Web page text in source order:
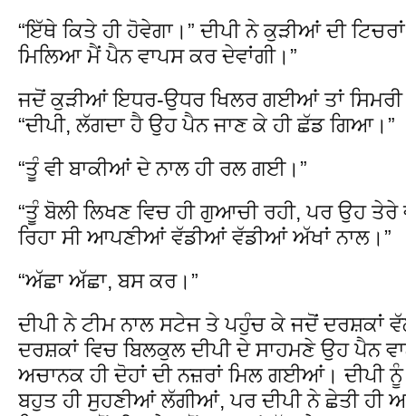
“ਇੱਥੇ ਕਿਤੇ ਹੀ ਹੋਵੇਗਾ।” ਦੀਪੀ ਨੇ ਕੁੜੀਆਂ ਦੀ
ਮਿਲਿਆ ਮੈਂ ਪੈਨ ਵਾਪਸ ਕਰ ਦੇਵਾਂਗੀ।”
ਜਦੋਂ ਕੁੜੀਆਂ ਇਧਰ-ਉਧਰ ਖਿਲਰ ਗਈਆਂ ਤਾਂ ਸਿਮਰੀ
“ਦੀਪੀ, ਲੱਗਦਾ ਹੈ ਉਹ ਪੈਨ ਜਾਣ ਕੇ ਹੀ ਛੱਡ ਗਿਆ।”
“ਤੂੰ ਵੀ ਬਾਕੀਆਂ ਦੇ ਨਾਲ ਹੀ ਰਲ ਗਈ।”
“ਤੂੰ ਬੋਲੀ ਲਿਖਣ ਵਿਚ ਹੀ ਗੁਆਚੀ ਰਹੀ, ਪਰ ਉਹ
ਰਿਹਾ ਸੀ ਆਪਣੀਆਂ ਵੱਡੀਆਂ ਵੱਡੀਆਂ ਅੱਖਾਂ ਨਾਲ।”
“ਅੱਛਾ ਅੱਛਾ, ਬਸ ਕਰ।”
ਦੀਪੀ ਨੇ ਟੀਮ ਨਾਲ ਸਟੇਜ ਤੇ ਪਹੁੰਚ ਕੇ ਜਦੋਂ ਦਰਸ਼ਕਾਂ
ਦਰਸ਼ਕਾਂ ਵਿਚ ਬਿਲਕੁਲ ਦੀਪੀ ਦੇ ਸਾਹਮਣੇ ਉਹ ਪੈਨ
ਅਚਾਨਕ ਹੀ ਦੋਹਾਂ ਦੀ ਨਜ਼ਰਾਂ ਮਿਲ ਗਈਆਂ। ਦੀਪੀ
ਬਹੁਤ ਹੀ ਸੁਹਣੀਆਂ ਲੱਗੀਆਂ, ਪਰ ਦੀਪੀ ਨੇ ਛੇਤੀ